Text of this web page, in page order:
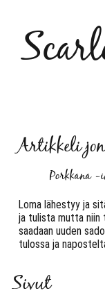
Artikkeli
Porkkana
Loma lähestyy ja
ja tulista mutta niin
saadaan uuden
tulossa ja
Sivut